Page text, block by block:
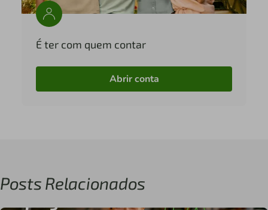
É ter com quem contar
Abrir conta
Posts Relacionados